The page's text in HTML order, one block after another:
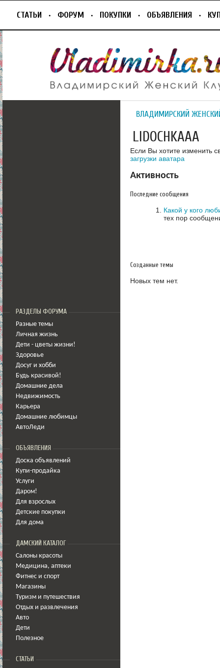
СТАТЬИ ФОРУМ ПОКУПКИ ОБЪЯВЛЕНИЯ
РАЗДЕЛЫ ФОРУМА
Разные темы
Личная жизнь
Дети - цветы жизни!
Здоровье
Досуг и хобби
Будь красивой!
Домашние дела
Недвижимость
Карьера
Домашние любимцы
АвтоЛеди
ОБЪЯВЛЕНИЯ
Доска объявлений
Купи-продайка
Услуги
Даром!
Для взрослых
Детские покупки
Для дома
ДАМСКИЙ КАТАЛОГ
Салоны красоты
Медицина, аптеки
Фитнес и спорт
Магазины
Туризм и путешествия
Отдых и развлечения
Авто
Дети
Полезное
СТАТЬИ
ВЛАДИМИРСКИЙ
LIDOCHKAAA
Если Вы хотите изменить
загрузки аватара
Активность
Последние сообщения
Какой у кого
тех пор
Созданные темы
Новых тем нет.